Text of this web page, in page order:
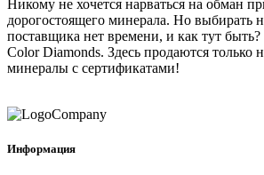
Никому не хочется нарваться на обман
дорогостоящего минерала. Но выбирать
поставщика нет времени, и как тут
Color Diamonds. Здесь продаются только
минералы с сертификатами!
Информация